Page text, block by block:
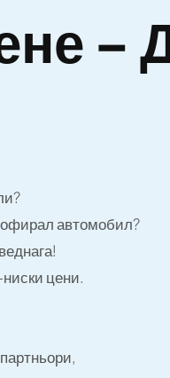
–
автомобил?
цени.